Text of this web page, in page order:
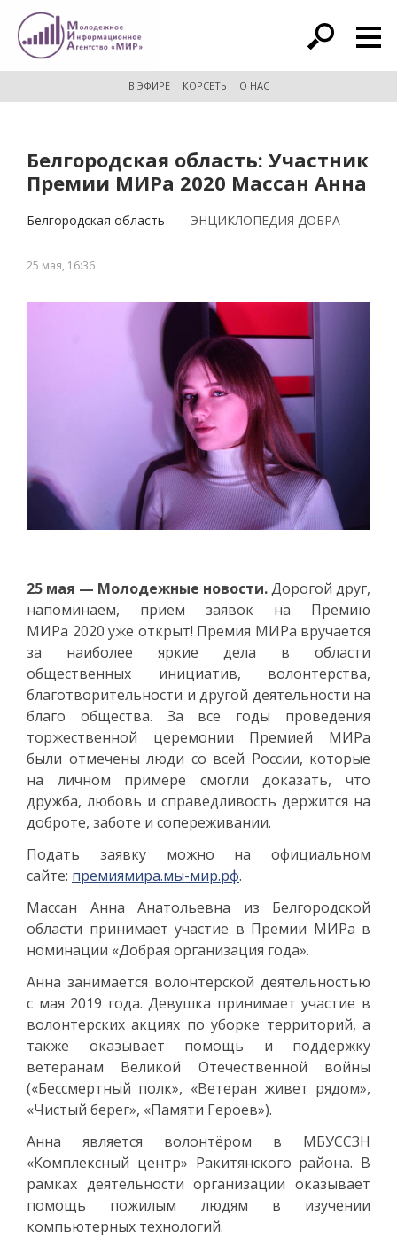
расширенный поиск
В ЭФИРЕ КОРСЕТЬ О НАС
Белгородская область: Участник
Премии МИРа 2020 Массан Анна
Белгородская область ЭНЦИКЛОПЕДИЯ ДОБРА
25 мая, 16:36
25 мая — Молодежные новости.Дорогой друг,
напоминаем, прием заявок на Премию
МИРа 2020 уже открыт! Премия МИРа вручается
за наиболее яркие дела в области
общественных инициатив, волонтерства,
благотворительности и другой деятельности на
благо общества. За все годы проведения
торжественной церемонии Премией МИРа
были отмечены люди со всей России, которые
на личном примере смогли доказать, что
дружба, любовь и справедливость держится на
доброте, заботе и сопереживании.
Подать заявку можно на официальном
сайте: премиямира.мы-мир.рф.
Массан Анна Анатольевна из Белгородской
области принимает участие в Премии МИРа в
номинации «Добрая организация года».
Анна занимается волонтёрской деятельностью
с мая 2019 года. Девушка принимает участие в
волонтерских акциях по уборке территорий, а
также оказывает помощь и поддержку
ветеранам Великой Отечественной войны
(«Бессмертный полк», «Ветеран живет рядом»,
«Чистый берег», «Памяти Героев»).
Анна является волонтёром в МБУССЗН
«Комплексный центр» Ракитянского района. В
рамках деятельности организации оказывает
помощь пожилым людям в изучении
компьютерных технологий.